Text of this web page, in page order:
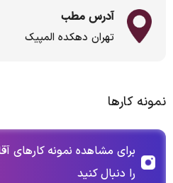
آدرس مطب
تهران دهکده المپیک
نمونه کارها
برای مشاهده نمونه کارهای
را دنبال کنید